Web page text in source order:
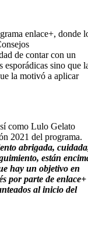
enlace+, donde
de contar con un
esporádicas sino que
la motivó a aplicar
como Lulo Gelato
2021 del programa.
abrigada,
están
hay un objetivo en
por parte de enlace+
al inicio del